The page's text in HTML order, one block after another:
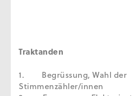
Traktanden
1. Begrüssung, Wahl der
Stimmenzähler/innen